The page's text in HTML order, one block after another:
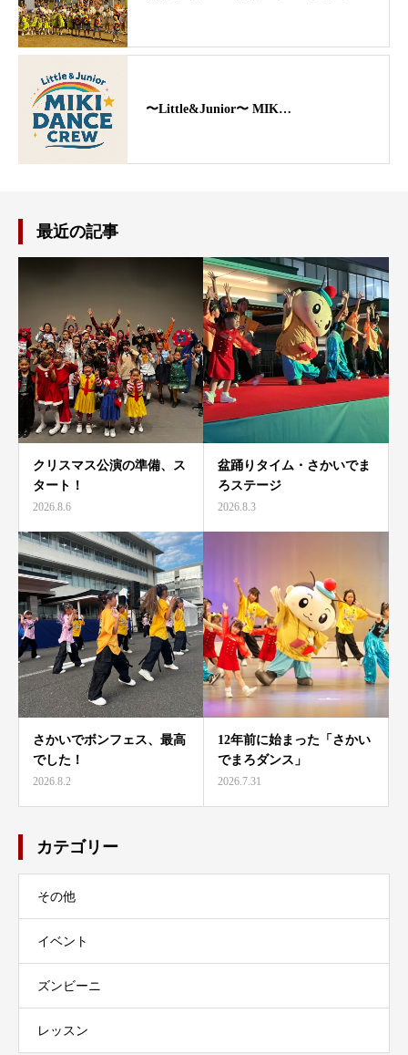
〜Little&Junior〜 MIK…
最近の記事
クリスマス公演の準備、ス
タート！
2026.8.6
盆踊りタイム・さかいでま
ろステージ
2026.8.3
さかいでボンフェス、最高
でした！
2026.8.2
12年前に始まった「さかい
でまろダンス」
2026.7.31
カテゴリー
その他
イベント
ズンビーニ
レッスン